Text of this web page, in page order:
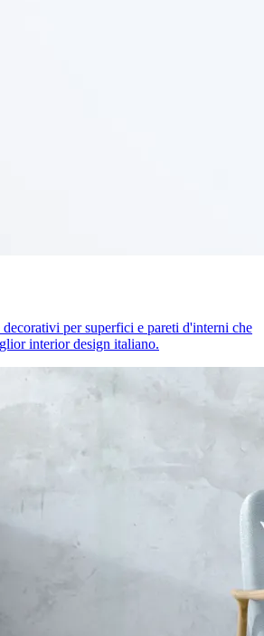
per superfici e pareti d'interni che
interior design italiano.